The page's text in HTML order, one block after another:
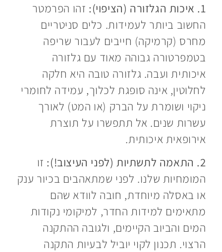
1. איכות הגלזורה (הציפוי):
זהו הפרמטר
החשוב ביותר לעמידות. כלים סניטריים
מחרס (קרמיקה) חייבים לעבור שריפה
בטמפרטורה גבוהה מאוד עם גלזורה
איכותית ועבה. גלזורה טובה היא חלקה
לחלוטין, אינה סופגת לכלוך, עמידה לחומרי
ניקוי ושומרת על הברק (או המט) לאורך
עשרות שנים. אל תתפשרו על תוצרת
אירופאית איכותית.
2. התאמה לתשתיות (לפני העיצוב!):
זו
המומחיות שלנו. לפני שמתאהבים בכיור ענק
או באסלה מיוחדת, חובה לוודא שהם
מתאימים למידות החדר, למיקומי נקודות
המים והביוב הקיימים, ולגובה ההתקנה
הרצוי. תכנון לקוי יוביל לבעיות התקנה